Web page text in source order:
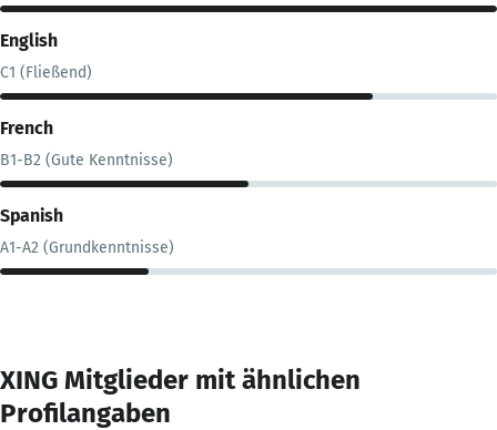
English
C1 (Fließend)
French
B1-B2 (Gute Kenntnisse)
Spanish
A1-A2 (Grundkenntnisse)
XING Mitglieder mit ähnlichen
Profilangaben